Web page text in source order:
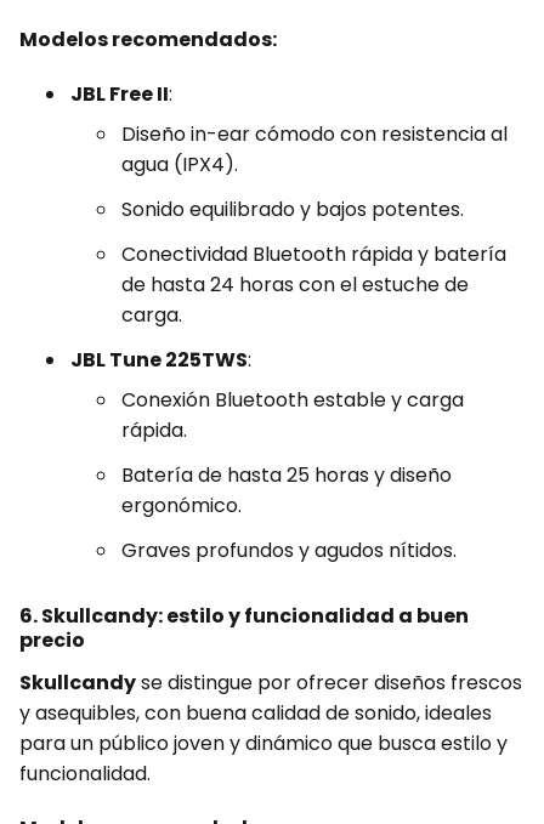
Modelos recomendados:
JBL Free II:
Diseño in-ear cómodo con resistencia al
agua (IPX4).
Sonido equilibrado y bajos potentes.
Conectividad Bluetooth rápida y batería
de hasta 24 horas con el estuche de
carga.
JBL Tune 225TWS:
Conexión Bluetooth estable y carga
rápida.
Batería de hasta 25 horas y diseño
ergonómico.
Graves profundos y agudos nítidos.
6. Skullcandy: estilo y funcionalidad a buen
precio
Skullcandyse distingue por ofrecer diseños frescos
y asequibles, con buena calidad de sonido, ideales
para un público joven y dinámico que busca estilo y
funcionalidad.